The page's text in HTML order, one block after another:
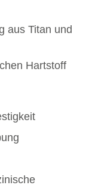
aus Titan und
Hartstoff